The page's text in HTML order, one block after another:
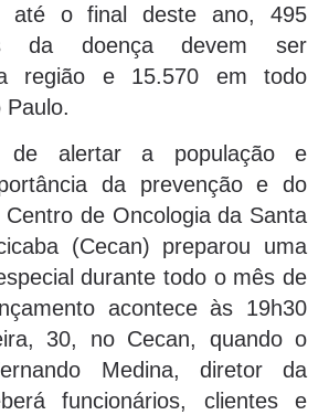
até o final deste ano, 495
da doença devem ser
região e 15.570 em todo
Paulo.
de alertar a população e
da prevenção e do
de Oncologia da Santa
(Cecan) preparou uma
durante todo o mês de
acontece às 19h30
30, no Cecan, quando o
Medina, diretor da
funcionários, clientes e